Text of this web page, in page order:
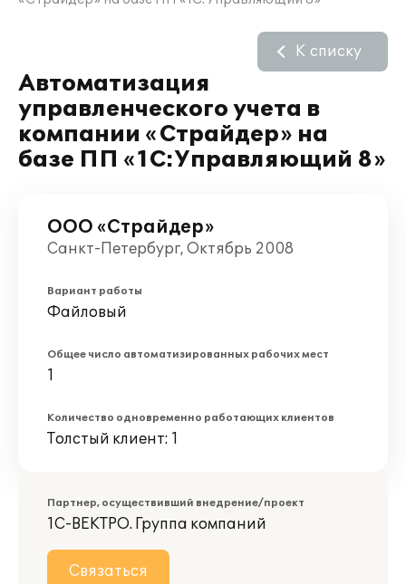
Автоматизация
управленческого учета в
компании «Страйдер» на
базе ПП «1С:Управляющий 8»
К списку
ООО «Страйдер»
Санкт-Петербург, Октябрь 2008
Вариант работы
Файловый
Общее число автоматизированных рабочих мест
1
Количество одновременно работающих клиентов
Толстый клиент: 1
Партнер, осуществивший внедрение/проект
1С-ВЕКТРО. Группа компаний
Связаться